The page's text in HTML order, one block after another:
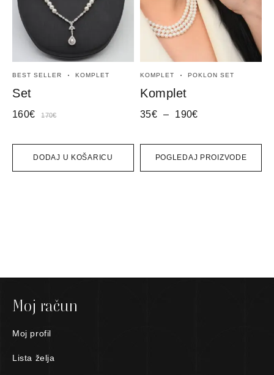
DODAJ U KOŠARICU
BEST SELLER KOMPLET
Set
170€
160€
POGLEDAJ PROIZVODE
KOMPLET POKLON SET
Komplet
35€ – 190€
Moj račun
Moj profil
Lista želja